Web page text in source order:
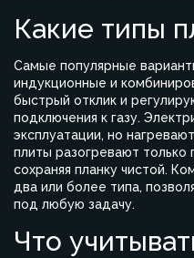
Какие типы
Самые популярные
индукционные и
быстрый отклик и
подключения к газу.
эксплуатации, но
плиты разогревают только
сохраняя планку чистой.
два или более типа,
под любую задачу.
Что